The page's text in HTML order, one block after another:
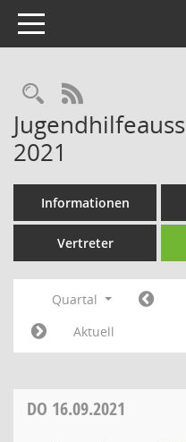
Toggle navigation
RSS-Feed
2021
Informationen
Vertreter
Quartal
Aktuell
DO 16.09.2021